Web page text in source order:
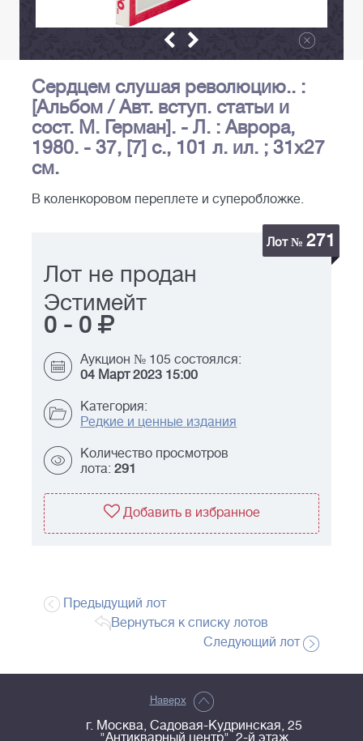
Сердцем слушая революцию.. :
[Альбом / Авт. вступ. статьи и
сост. М. Герман]. - Л. : Аврора,
1980. - 37, [7] с., 101 л. ил. ; 31х27
см.
В коленкоровом переплете и суперобложке.
Лот № 271
Лот не продан
Эстимейт
0 - 0
Аукцион № 105 состоялся:
04 Март 2023 15:00
Категория:
Редкие и ценные издания
Количество просмотров
лота: 291
Добавить в избранное
Предыдущий лот
Вернуться к списку лотов
Следующий лот
Наверх
г. Москва, Садовая-Кудринская, 25